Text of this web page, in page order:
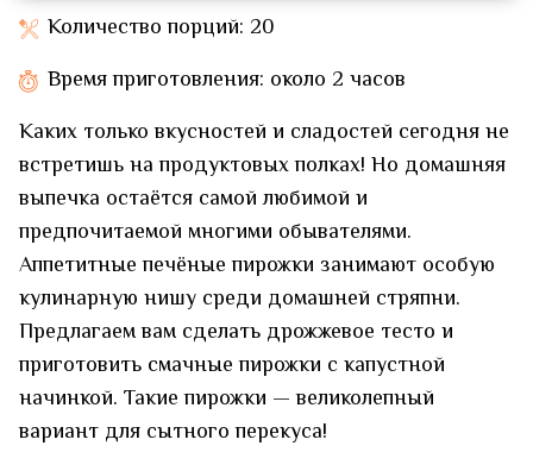
Количество порций: 20
Время приготовления: около 2 часов
Каких только вкусностей и сладостей сегодня не
встретишь на продуктовых полках! Но домашняя
выпечка остаётся самой любимой и
предпочитаемой многими обывателями.
Аппетитные печёные пирожки занимают особую
кулинарную нишу среди домашней стряпни.
Предлагаем вам сделать дрожжевое тесто и
приготовить смачные пирожки с капустной
начинкой. Такие пирожки — великолепный
вариант для сытного перекуса!